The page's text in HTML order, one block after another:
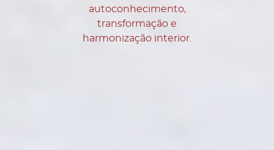
autoconhecimento,
transformação e
harmonização interior.